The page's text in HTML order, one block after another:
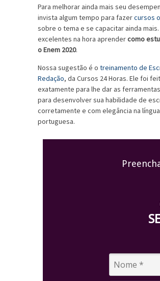
Para melhorar ainda mais seu
invista algum tempo para fazercursos
sobre o tema e se capacitar ainda mais.
excelentes na hora aprendercomo
o Enem 2020.
Nossa sugestão é o treinamento de
Redação, da Cursos 24 Horas. Ele foi
exatamente para lhe dar as
para desenvolver sua habilidade de
corretamente e com elegância na língua
portuguesa.